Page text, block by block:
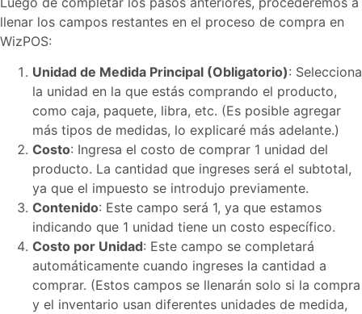
llenar los campos restantes en el proceso de compra en
WizPOS:
Unidad de Medida Principal (Obligatorio): Selecciona
la unidad en la que estás comprando el producto,
como caja, paquete, libra, etc. (Es posible agregar
más tipos de medidas, lo explicaré más adelante.)
Costo: Ingresa el costo de comprar 1 unidad del
producto. La cantidad que ingreses será el subtotal,
ya que el impuesto se introdujo previamente.
Contenido: Este campo será 1, ya que estamos
indicando que 1 unidad tiene un costo específico.
Costo por Unidad: Este campo se completará
automáticamente cuando ingreses la cantidad a
comprar. (Estos campos se llenarán solo si la compra
y el inventario usan diferentes unidades de medida,